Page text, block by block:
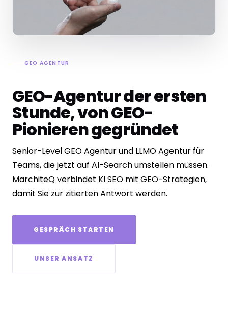
GEO AGENTUR
GEO-Agentur der ersten
Stunde, vonGEO-
Pionierengegründet
Senior-Level GEO Agentur und LLMO Agentur für
Teams, die jetzt auf AI-Search umstellen müssen.
MarchiteQ verbindet KI SEO mit GEO-Strategien,
damit Sie zur zitierten Antwort werden.
GESPRÄCH STARTEN
UNSER ANSATZ